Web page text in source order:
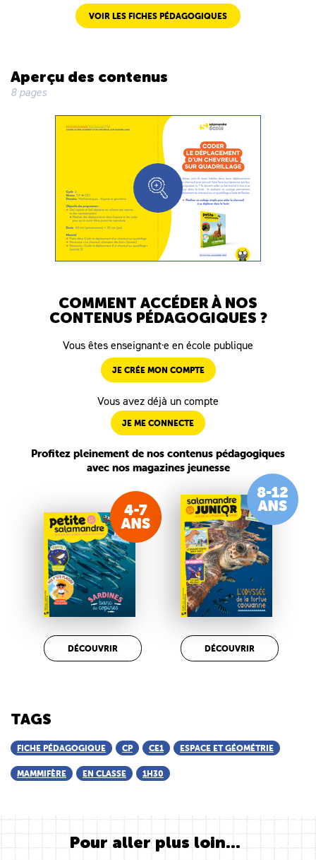
VOIR LES FICHES PÉDAGOGIQUES
Aperçu des contenus
8 pages
COMMENT ACCÉDER À NOS
CONTENUS PÉDAGOGIQUES ?
Vous êtes enseignant·e en école publique
JE CRÉE MON COMPTE
Vous avez déjà un compte
JE ME CONNECTE
Profitez pleinement de nos contenus pédagogiques
avec nos magazines jeunesse
DÉCOUVRIR DÉCOUVRIR
TAGS
FICHE PÉDAGOGIQUE CP CE1 ESPACE ET GÉOMÉTRIE
MAMMIFÈRE EN CLASSE 1H30
Pour aller plus loin...